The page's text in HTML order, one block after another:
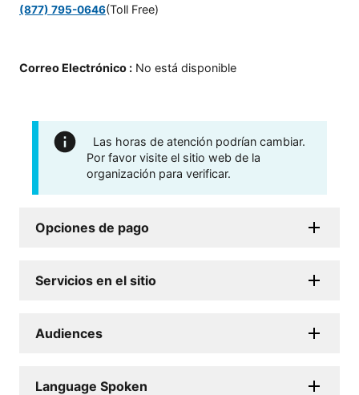
(877) 795-0646(Toll Free)
Correo Electrónico : No está disponible
Las horas de atención podrían cambiar.
Por favor visite el sitio web de la
organización para verificar.
Opciones de pago
Servicios en el sitio
Audiences
Language Spoken